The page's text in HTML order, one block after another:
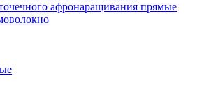
афронаращивания прямые